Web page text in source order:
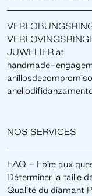
JUWELIER.at
handmade-
NOS SERVICES
FAQ - Foire aux
Déterminer la taille
Qualité du diamant